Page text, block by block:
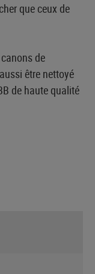
que ceux de
de
être nettoyé
de haute qualité